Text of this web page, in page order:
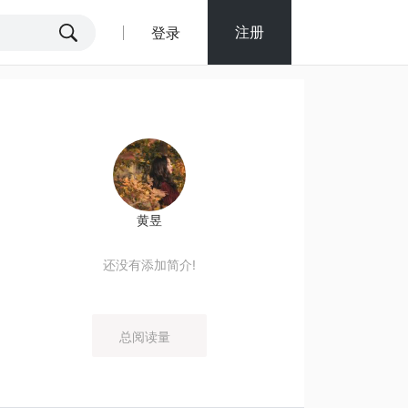
登录 注册
黄昱
还没有添加简介!
总阅读量